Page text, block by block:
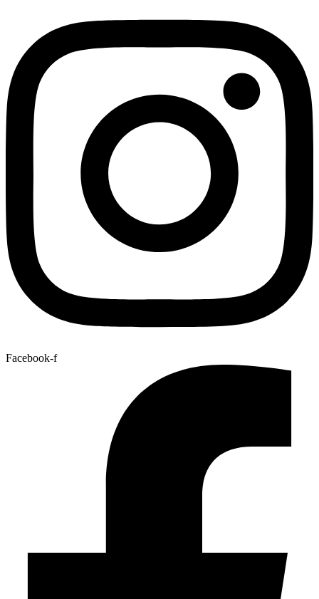
Facebook-f